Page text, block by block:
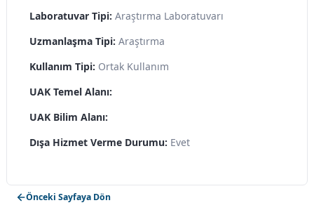
Laboratuvar Tipi: Araştırma Laboratuvarı
Uzmanlaşma Tipi: Araştırma
Kullanım Tipi: Ortak Kullanım
UAK Temel Alanı:
UAK Bilim Alanı:
Dışa Hizmet Verme Durumu: Evet
Önceki Sayfaya Dön